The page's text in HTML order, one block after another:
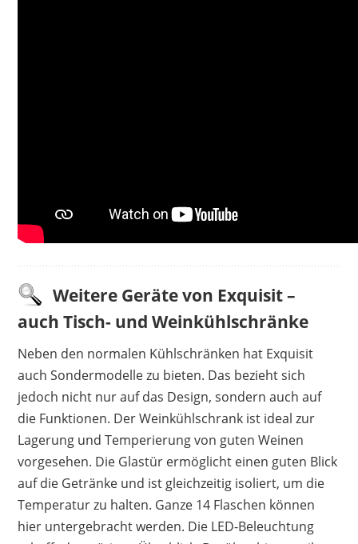
Weitere Geräte von Exquisit –
auch Tisch- und Weinkühlschränke
Neben den normalen Kühlschränken hat Exquisit
auch Sondermodelle zu bieten. Das bezieht sich
jedoch nicht nur auf das Design, sondern auch auf
die Funktionen. Der Weinkühlschrank ist ideal zur
Lagerung und Temperierung von guten Weinen
vorgesehen. Die Glastür ermöglicht einen guten Blick
auf die Getränke und ist gleichzeitig isoliert, um die
Temperatur zu halten. Ganze 14 Flaschen können
hier untergebracht werden. Die LED-Beleuchtung